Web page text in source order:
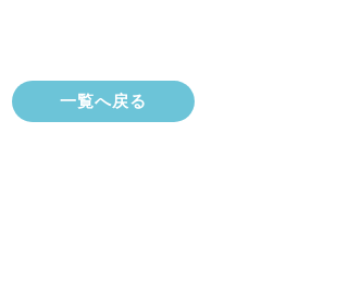
一覧へ戻る